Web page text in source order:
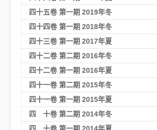
四十五卷 第一期 2019年冬
四十四卷 第一期 2018年冬
四十三卷 第一期 2017年夏
四十二卷 第二期 2016年冬
四十二卷 第一期 2016年夏
四十一卷 第二期 2015年冬
四十一卷 第一期 2015年夏
四 十卷 第二期 2014年冬